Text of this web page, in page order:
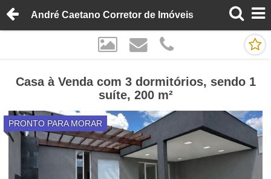
André Caetano Corretor de Imóveis
Casa à Venda com 3 dormitórios, sendo 1
suíte, 200 m²
PRONTO PARA MORAR